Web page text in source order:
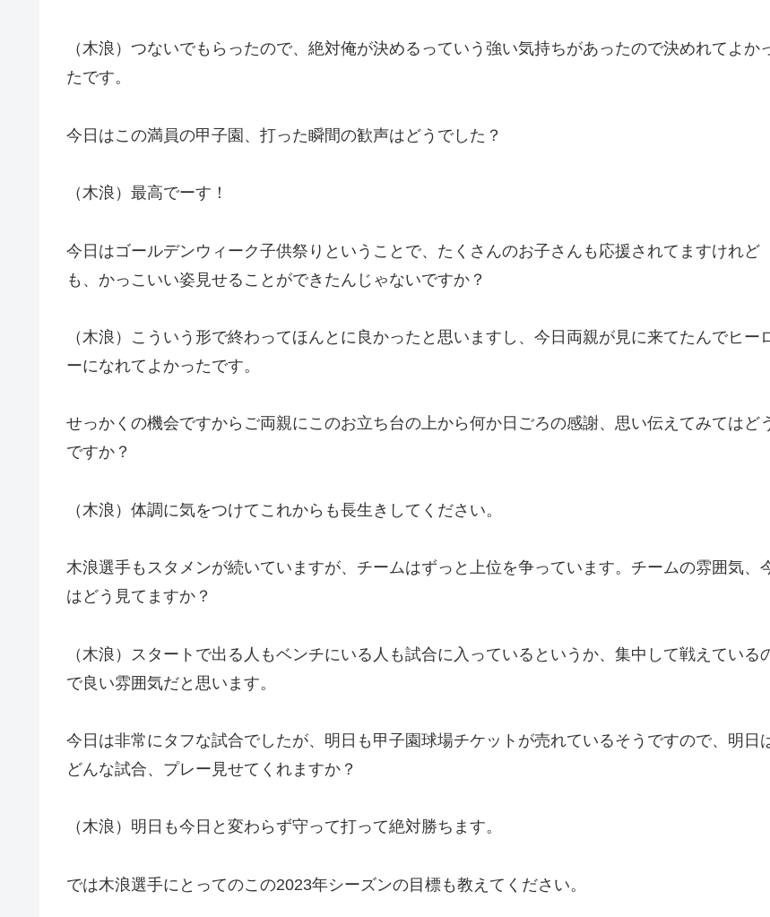
（木浪）つないでもらったので、絶対俺が決めるっていう強い気持ちがあったので決めれてよか
たです。
今日はこの満員の甲子園、打った瞬間の歓声はどうでした？
（木浪）最高でーす！
今日はゴールデンウィーク子供祭りということで、たくさんのお子さんも応援されてますけれど
も、かっこいい姿見せることができたんじゃないですか？
（木浪）こういう形で終わってほんとに良かったと思いますし、今日両親が見に来てたんでヒー
ーになれてよかったです。
せっかくの機会ですからご両親にこのお立ち台の上から何か日ごろの感謝、思い伝えてみてはど
ですか？
（木浪）体調に気をつけてこれからも長生きしてください。
木浪選手もスタメンが続いていますが、チームはずっと上位を争っています。チームの雰囲気、
はどう見てますか？
（木浪）スタートで出る人もベンチにいる人も試合に入っているというか、集中して戦えている
で良い雰囲気だと思います。
今日は非常にタフな試合でしたが、明日も甲子園球場チケットが売れているそうですので、明日
どんな試合、プレー見せてくれますか？
（木浪）明日も今日と変わらず守って打って絶対勝ちます。
では木浪選手にとってのこの2023年シーズンの目標も教えてください。